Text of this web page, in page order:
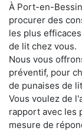
À Port-en-
procurer des
les plus
de lit chez vous.
Nous vous
préventif, pour
de punaises de
Vous voulez de
rapport avec les
mesure de